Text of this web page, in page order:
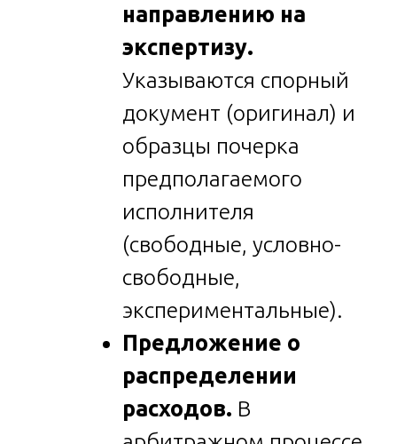
направлению на
экспертизу.
Указываются спорный
документ (оригинал) и
образцы почерка
предполагаемого
исполнителя
(свободные, условно-
свободные,
экспериментальные).
Предложение о
распределении
расходов. В